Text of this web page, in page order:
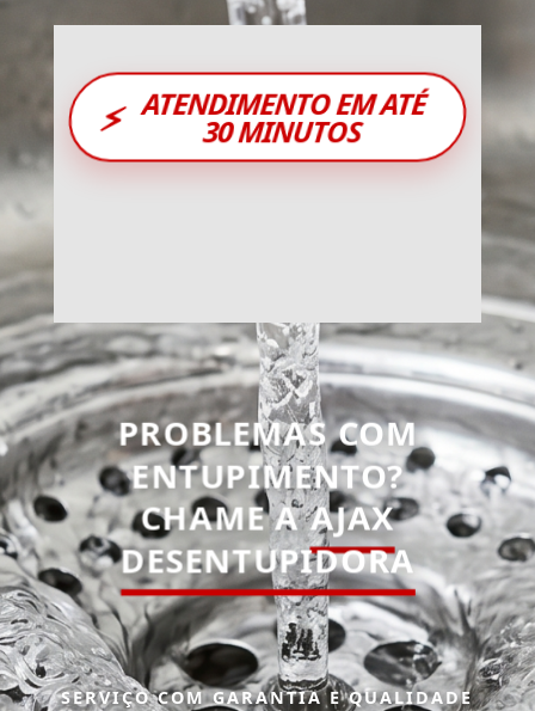
⚡ ATENDIMENTO EM ATÉ
30 MINUTOS
PROBLEMAS COM
ENTUPIMENTO?
CHAME AAJAX
DESENTUPIDORA
SERVIÇO COM GARANTIA E QUALIDADE